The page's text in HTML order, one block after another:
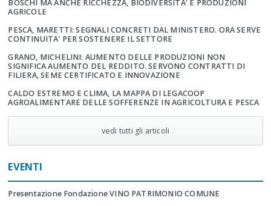
BOSCHI MA ANCHE RICCHEZZA, BIODIVERSITA' E PRODUZIONI
AGRICOLE
PESCA, MARETTI: SEGNALI CONCRETI DAL MINISTERO. ORA SERVE
CONTINUITA' PER SOSTENERE IL SETTORE
GRANO, MICHELINI: AUMENTO DELLE PRODUZIONI NON
SIGNIFICA AUMENTO DEL REDDITO. SERVONO CONTRATTI DI
FILIERA, SEME CERTIFICATO E INNOVAZIONE
CALDO ESTREMO E CLIMA, LA MAPPA DI LEGACOOP
AGROALIMENTARE DELLE SOFFERENZE IN AGRICOLTURA E PESCA
vedi tutti gli articoli
EVENTI
Presentazione Fondazione VINO PATRIMONIO COMUNE